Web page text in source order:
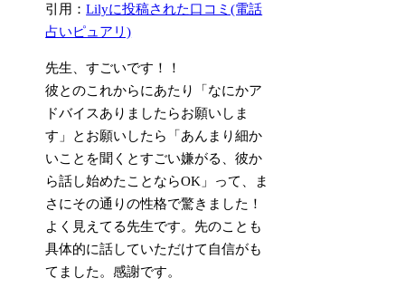
引用：Lilyに投稿された口コミ(電話
占いピュアリ)
先生、すごいです！！
彼とのこれからにあたり「なにかア
ドバイスありましたらお願いしま
す」とお願いしたら「あんまり細か
いことを聞くとすごい嫌がる、彼か
ら話し始めたことならOK」って、ま
さにその通りの性格で驚きました！
よく見えてる先生です。先のことも
具体的に話していただけて自信がも
てました。感謝です。